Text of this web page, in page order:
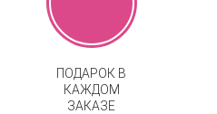
ПОДАРОК В
КАЖДОМ
ЗАКАЗЕ